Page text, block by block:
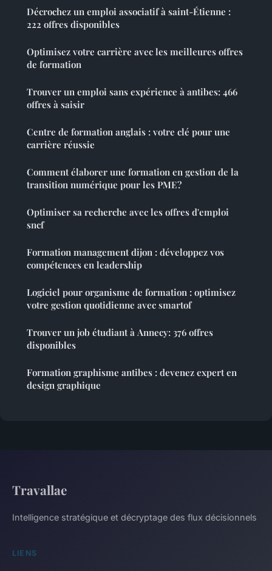
Décrochez un emploi associatif à saint-Étienne :
222 offres disponibles
Optimisez votre carrière avec les meilleures offres
de formation
Trouver un emploi sans expérience à antibes: 466
offres à saisir
Centre de formation anglais : votre clé pour une
carrière réussie
Comment élaborer une formation en gestion de la
transition numérique pour les PME?
Optimiser sa recherche avec les offres d'emploi
sncf
Formation management dijon : développez vos
compétences en leadership
Logiciel pour organisme de formation : optimisez
votre gestion quotidienne avec smartof
Trouver un job étudiant à Annecy: 376 offres
disponibles
Formation graphisme antibes : devenez expert en
design graphique
Travallae
Intelligence stratégique et décryptage des flux décisionnels
LIENS